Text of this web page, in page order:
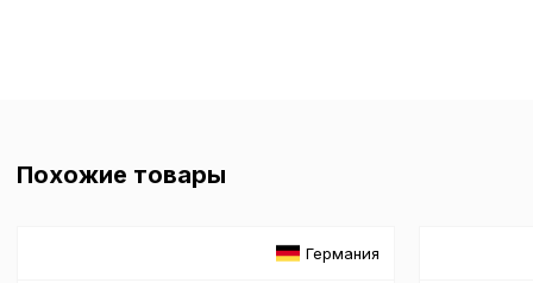
Похожие товары
Германия